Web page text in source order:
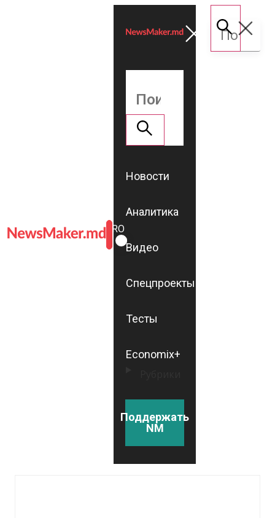
ROMÂNĂ
RU
Новости
Аналитика
Видео
Спецпроекты
Тесты
Economix+
Поддержать
NM